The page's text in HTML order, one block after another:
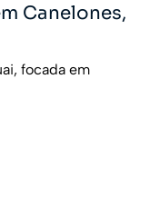
Canelones,
focada em